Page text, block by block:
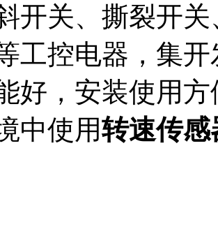
开关、撕裂开
工控电器，集
好，安装使用
中使用转速传感